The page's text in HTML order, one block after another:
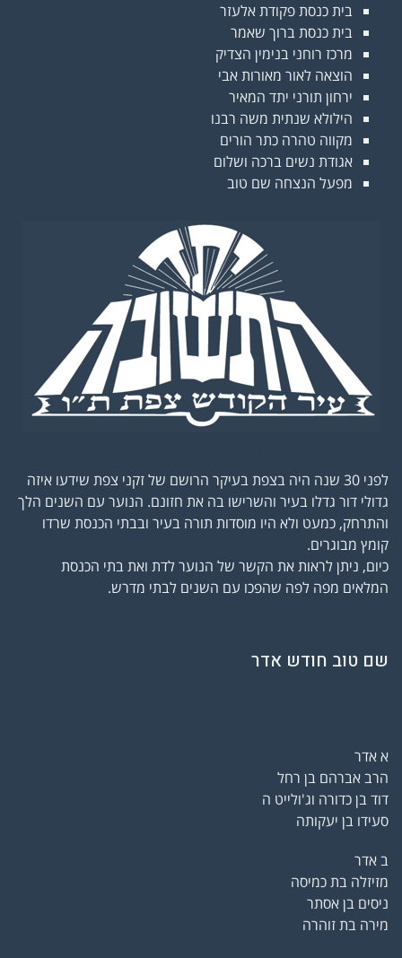
בית כנסת פקודת אלעזר
בית כנסת ברוך שאמר
מרכז רוחני בנימין הצדיק
הוצאה לאור מאורות אבי
ירחון תורני יתד המאיר
הילולא שנתית משה רבנו
מקווה טהרה כתר הורים
אגודת נשים ברכה ושלום
מפעל הנצחה שם טוב
לפני 30 שנה היה בצפת בעיקר הרושם של זקני צפת שידעו איזה
גדולי דור גדלו בעיר והשרישו בה את חזונם. הנוער עם השנים הלך
והתרחק, כמעט ולא היו מוסדות תורה בעיר ובבתי הכנסת שרדו
קומץ מבוגרים.
כיום, ניתן לראות את הקשר של הנוער לדת ואת בתי הכנסת
המלאים מפה לפה שהפכו עם השנים לבתי מדרש.
שם טוב חודש אדר
הרב אברהם בן רחל
דוד בן כדורה וג'ולייט ה
סעידו בן יעקותה
מזיזלה בת כמיסה
ניסים בן אסתר
מירה בת זוהרה